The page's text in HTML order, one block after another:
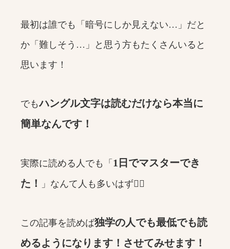
最初は誰でも「暗号にしか見えない…」だと
か「難しそう…」と思う方もたくさんいると
思います！
でもハングル文字は読むだけなら本当に
簡単なんです！
実際に読める人でも「 1日でマスターでき
た！
」なんて人も多いはず🙆‍♀️
この記事を読めば独学の人でも最低でも読
めるようになります！させてみせます！